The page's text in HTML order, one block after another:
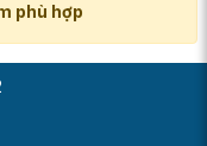
phù hợp